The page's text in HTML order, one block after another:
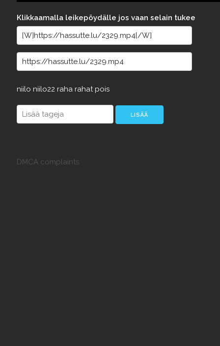
Klikkaamalla leikepöydälle jos vaan selain tukee
niilo niilo22 raha rahat pois
DMCA complaints